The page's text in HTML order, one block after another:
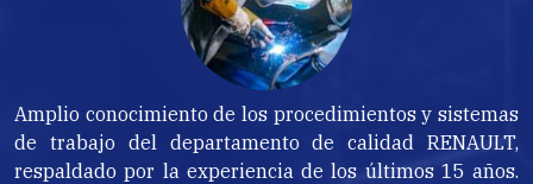
Amplio conocimiento de los procedimientos y sistemas
de trabajo del departamento de calidad RENAULT,
respaldado por la experiencia de los últimos 15 años.